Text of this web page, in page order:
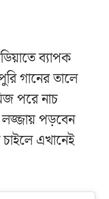
ব্যাপক
গানের তালে
পরে নাচ
পড়বেন
এখানেই